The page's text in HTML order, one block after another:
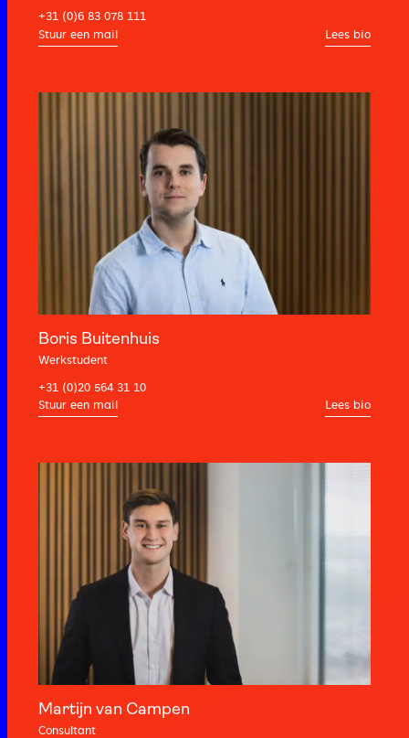
+31 (0)6 83 078 111
Lees bio
Boris Buitenhuis
Werkstudent
+31 (0)20 564 31 10
Lees bio
Martijn van Campen
Consultant